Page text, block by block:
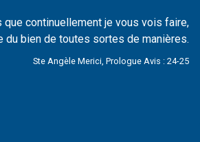
que continuellement je vous vois faire,
du bien de toutes sortes de manières.
Ste Angèle Merici, Prologue Avis : 24-25